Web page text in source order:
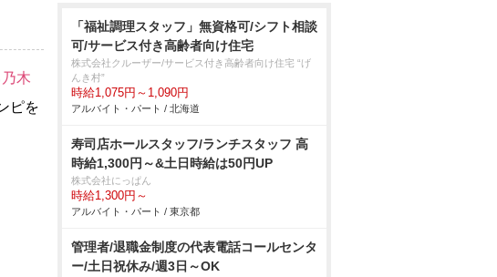
乃木
ピを
「福祉調理スタッフ」無資格可/シフト相談
可/サービス付き高齢者向け住宅
株式会社クルーザー/サービス付き高齢者向け住宅 “げ
んき村”
時給1,075円～1,090円
アルバイト・パート / 北海道
寿司店ホールスタッフ/ランチスタッフ 高
時給1,300円～&土日時給は50円UP
株式会社にっぱん
時給1,300円～
アルバイト・パート / 東京都
管理者/退職金制度の代表電話コールセンタ
ー/土日祝休み/週3日～OK